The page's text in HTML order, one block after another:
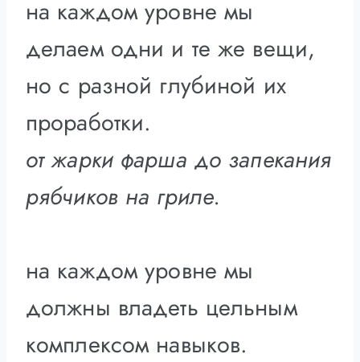
на каждом уровне мы
делаем одни и те же вещи,
но с разной глубиной их
проработки.
от жарки фарша до запекания
рябчиков на гриле.
на каждом уровне мы
должны владеть цельным
комплексом навыков.